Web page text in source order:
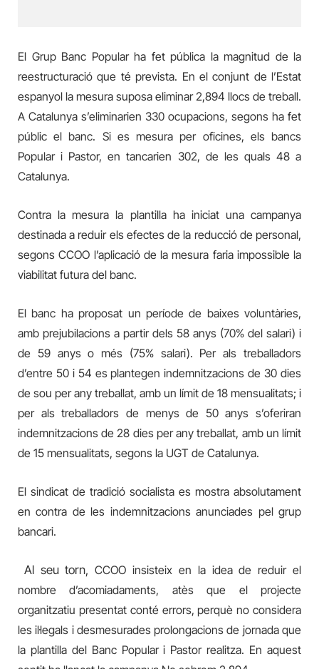
El Grup Banc Popular ha fet pública la magnitud de la
reestructuració que té prevista. En el conjunt de l’Estat
espanyol la mesura suposa eliminar 2,894 llocs de treball.
A Catalunya s’eliminarien 330 ocupacions, segons ha fet
públic el banc. Si es mesura per oficines, els bancs
Popular i Pastor, en tancarien 302, de les quals 48 a
Catalunya.
Contra la mesura la plantilla ha iniciat una campanya
destinada a reduir els efectes de la reducció de personal,
segons CCOO l’aplicació de la mesura faria impossible la
viabilitat futura del banc.
El banc ha proposat un període de baixes voluntàries,
amb prejubilacions a partir dels 58 anys (70% del salari) i
de 59 anys o més (75% salari). Per als treballadors
d’entre 50 i 54 es plantegen indemnitzacions de 30 dies
de sou per any treballat, amb un límit de 18 mensualitats; i
per als treballadors de menys de 50 anys s’oferiran
indemnitzacions de 28 dies per any treballat, amb un límit
de 15 mensualitats, segons la UGT de Catalunya.
El sindicat de tradició socialista es mostra absolutament
en contra de les indemnitzacions anunciades pel grup
bancari.
Al seu torn,CCOO insisteix en la idea de reduir el
nombre d’acomiadaments, atès que el projecte
organitzatiu presentat conté errors, perquè no considera
les il·legals i desmesurades prolongacions de jornada que
la plantilla del Banc Popular i Pastor realitza. En aquest